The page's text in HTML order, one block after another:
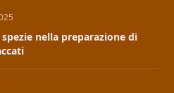
nella preparazione di